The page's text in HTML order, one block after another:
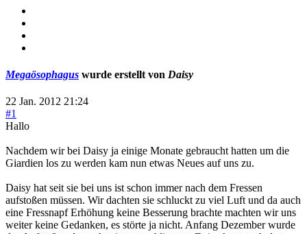
Megaösophagus wurde erstellt von Daisy
22 Jan. 2012 21:24
#1
Hallo
Nachdem wir bei Daisy ja einige Monate gebraucht hatten um die
Giardien los zu werden kam nun etwas Neues auf uns zu.
Daisy hat seit sie bei uns ist schon immer nach dem Fressen
aufstoßen müssen. Wir dachten sie schluckt zu viel Luft und da auch
eine Fressnapf Erhöhung keine Besserung brachte machten wir uns
weiter keine Gedanken, es störte ja nicht. Anfang Dezember wurde